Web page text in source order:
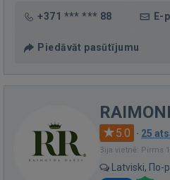
+371 *** *** 88 E-
Piedāvāt pasūtījumu
5.0 · 25
Bija vietnē: Pirms
Latviski, По-